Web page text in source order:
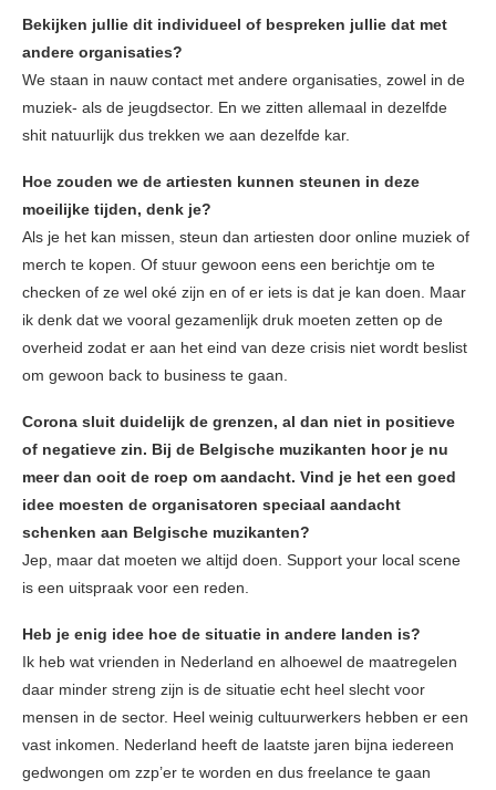
Bekijken jullie dit individueel of bespreken jullie dat met
andere organisaties?
We staan in nauw contact met andere organisaties, zowel in de
muziek- als de jeugdsector. En we zitten allemaal in dezelfde
shit natuurlijk dus trekken we aan dezelfde kar.
Hoe zouden we de artiesten kunnen steunen in deze
moeilijke tijden, denk je?
Als je het kan missen, steun dan artiesten door online muziek of
merch te kopen. Of stuur gewoon eens een berichtje om te
checken of ze wel oké zijn en of er iets is dat je kan doen. Maar
ik denk dat we vooral gezamenlijk druk moeten zetten op de
overheid zodat er aan het eind van deze crisis niet wordt beslist
om gewoon back to business te gaan.
Corona sluit duidelijk de grenzen, al dan niet in positieve
of negatieve zin. Bij de Belgische muzikanten hoor je nu
meer dan ooit de roep om aandacht. Vind je het een goed
idee moesten de organisatoren speciaal aandacht
schenken aan Belgische muzikanten?
Jep, maar dat moeten we altijd doen. Support your local scene
is een uitspraak voor een reden.
Heb je enig idee hoe de situatie in andere landen is?
Ik heb wat vrienden in Nederland en alhoewel de maatregelen
daar minder streng zijn is de situatie echt heel slecht voor
mensen in de sector. Heel weinig cultuurwerkers hebben er een
vast inkomen. Nederland heeft de laatste jaren bijna iedereen
gedwongen om zzp’er te worden en dus freelance te gaan